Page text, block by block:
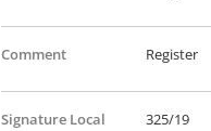
Comment Register
Signature Local 325/19